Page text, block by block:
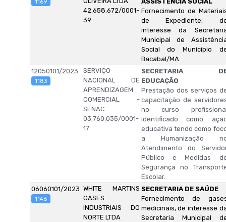
1169
42.658.672/0001-
39
Fornecimento de
de Expediente,
interesse da
Municipal de
Social do Município
Bacabal/MA.
12050101/2023
1183
SERVIÇO
NACIONAL DE
APRENDIZAGEM
COMERCIAL -
SENAC
03.760.035/0001-
17
SECRETARIA
EDUCAÇÃO
Prestação dos serviços
capacitação de
no curso
identificado como
educativa tendo como
a Humanização
Atendimento do
Público e Medidas
Segurança no
Escolar.
06060101/2023
1146
WHITE MARTINS
GASES
INDUSTRIAIS DO
NORTE LTDA
SECRETARIA DE SAÚDE
Fornecimento de
medicinais, de interesse
Secretaria Municipal